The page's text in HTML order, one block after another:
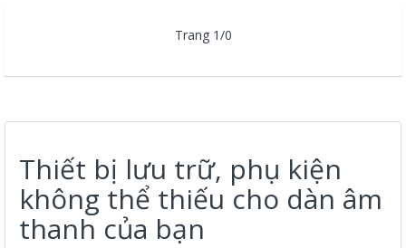
Trang 1/0
Thiết bị lưu trữ, phụ kiện
không thể thiếu cho dàn âm
thanh của bạn